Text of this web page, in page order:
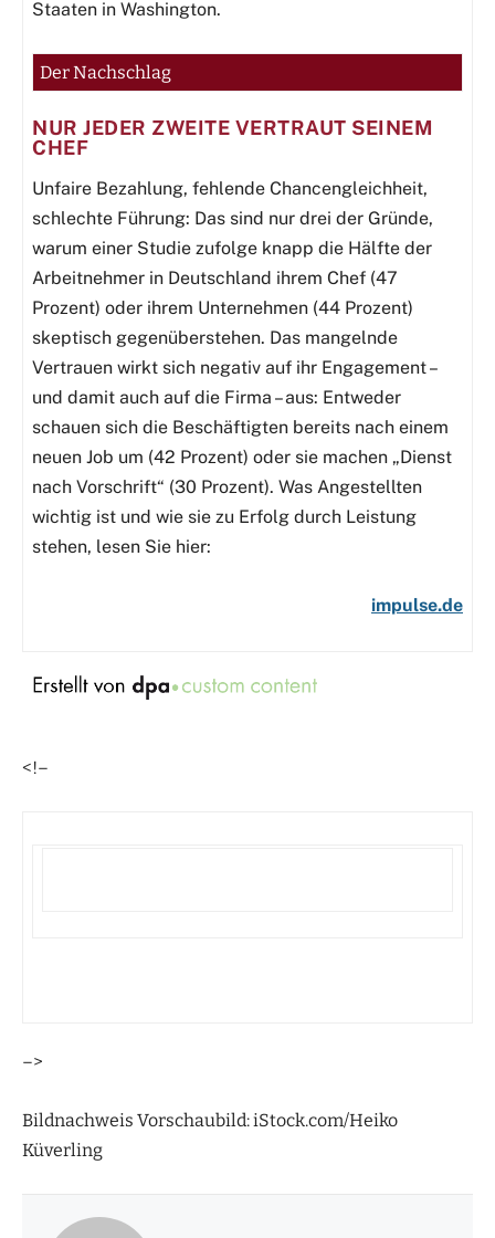
Staaten in Washington.
Der Nachschlag
NUR JEDER ZWEITE VERTRAUT SEINEM
CHEF
Unfaire Bezahlung, fehlende Chancengleichheit,
schlechte Führung: Das sind nur drei der Gründe,
warum einer Studie zufolge knapp die Hälfte der
Arbeitnehmer in Deutschland ihrem Chef (47
Prozent) oder ihrem Unternehmen (44 Prozent)
skeptisch gegenüberstehen. Das mangelnde
Vertrauen wirkt sich negativ auf ihr Engagement –
und damit auch auf die Firma – aus: Entweder
schauen sich die Beschäftigten bereits nach einem
neuen Job um (42 Prozent) oder sie machen „Dienst
nach Vorschrift“ (30 Prozent). Was Angestellten
wichtig ist und wie sie zu Erfolg durch Leistung
stehen, lesen Sie hier:
impulse.de
<!–
–>
Bildnachweis Vorschaubild: iStock.com/Heiko
Küverling